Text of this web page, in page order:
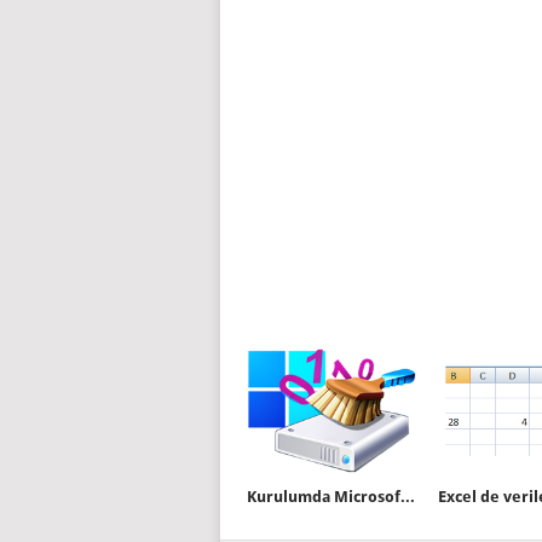
Kurulumda Microsoft hesabı gereksinimini atlatın